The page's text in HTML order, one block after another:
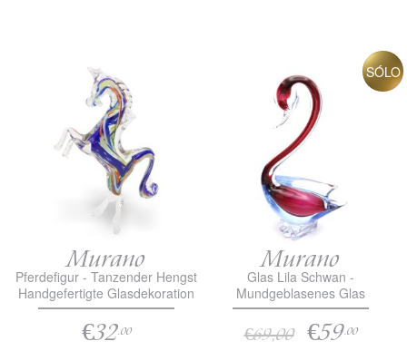
Murano
Pferdefigur - Tanzender Hengst
Handgefertigte Glasdekoration
€32.00
SÓLO
Murano
Glas Lila Schwan -
Mundgeblasenes Glas
€69,00€59.00